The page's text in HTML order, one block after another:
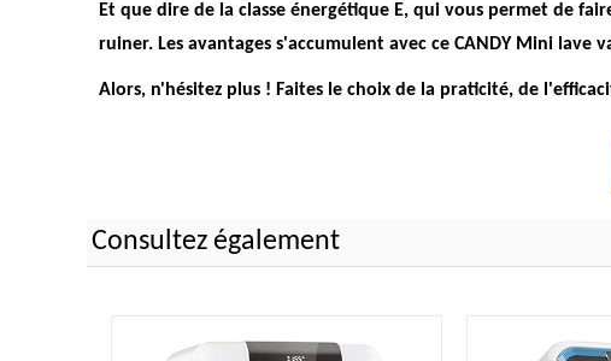
Et que dire de la classe énergétique E, qui vous permet de
ruiner. Les avantages s'accumulent avec ce CANDY Mini lave
Alors, n'hésitez plus ! Faites le choix de la praticité, de
Consultez également